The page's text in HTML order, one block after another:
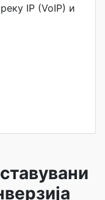
IP (VoIP) и